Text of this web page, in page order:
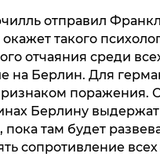
отправил
такого
отчаяния среди
на Берлин. Для
поражения.
Берлину
пока там будет
сопротивление